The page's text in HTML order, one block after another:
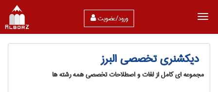
ورود/عضویت
دیکشنری تخصصی البرز
مجموعه ای کامل از لغات و اصطلاحات تخصصی همه رشته ها